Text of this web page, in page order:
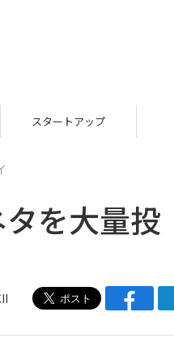
スタートアップ
を大量投